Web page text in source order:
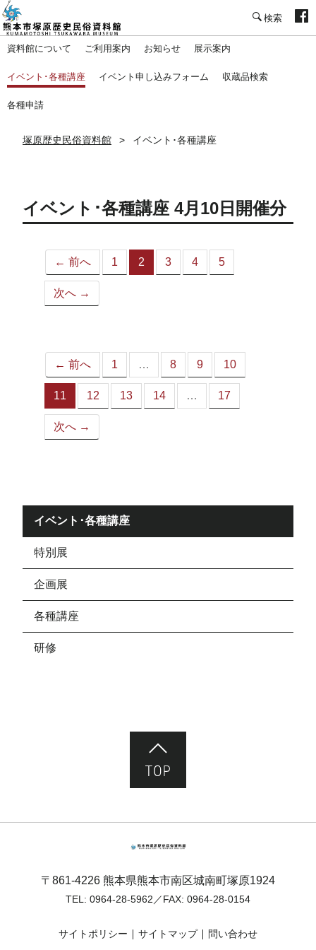
資料館について ご利用案内 お知らせ 展示案内
イベント･各種講座 イベント申し込みフォーム 収蔵品検索
各種申請
塚原歴史民俗資料館 イベント･各種講座
イベント･各種講座 4月10日開催分
← 前へ 1 2
（こ
3 4 5
次へ →
← 前へ 1 … 8 9 10
11
（こ
の
ペ
12 13 14 … 17
次へ →
イベント･各種講座
特別展
企画展
各種講座
研修
〒861-4226 熊本県熊本市南区城南町塚原1924
TEL: 0964-28-5962 ／FAX: 0964-28-0154
サイトポリシー サイトマップ 問い合わせ